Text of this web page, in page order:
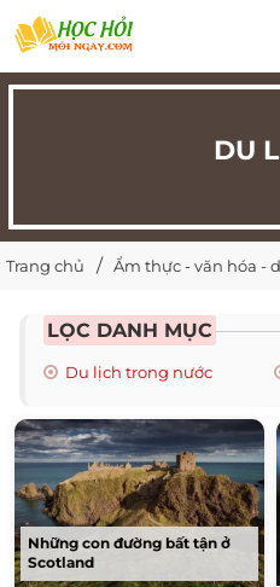
DU
Trang chủ Ẩm thực - văn hóa -
LỌC DANH MỤC
Du lịch trong nước
Những con đường bất tận ở
Scotland